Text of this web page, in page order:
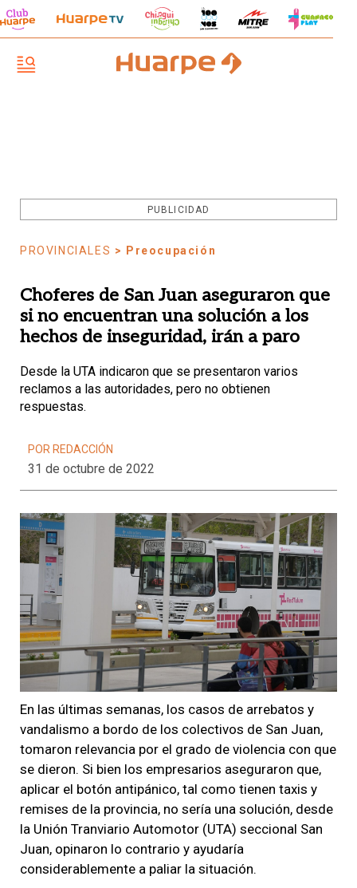
PUBLICIDAD
PROVINCIALES > Preocupación
Choferes de San Juan aseguraron que
si no encuentran una solución a los
hechos de inseguridad, irán a paro
Desde la UTA indicaron que se presentaron varios
reclamos a las autoridades, pero no obtienen
respuestas.
POR REDACCIÓN
31 de octubre de 2022
En las últimas semanas, los casos de arrebatos y
vandalismo a bordo de los colectivos de San Juan,
tomaron relevancia por el grado de violencia con que
se dieron. Si bien los empresarios aseguraron que,
aplicar el botón antipánico, tal como tienen taxis y
remises de la provincia, no sería una solución, desde
la Unión Tranviario Automotor (UTA) seccional San
Juan, opinaron lo contrario y ayudaría
considerablemente a paliar la situación.